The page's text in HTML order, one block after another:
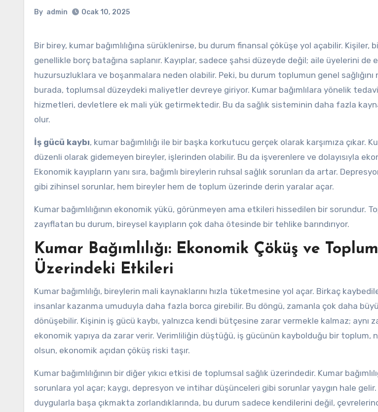
By admin Ocak 10, 2025
Bir birey, kumar bağımlılığına sürüklenirse, bu durum finansal çöküşe yol açabilir. Kişiler, birikimlerini kaybederken,
genellikle borç batağına saplanır. Kayıplar, sadece şahsi düzeyde değil; aile üyelerini de
huzursuzluklara ve boşanmalara neden olabilir. Peki, bu durum toplumun genel sağlığını
burada, toplumsal düzeydeki maliyetler devreye giriyor. Kumar bağımlılara yönelik
hizmetleri, devletlere ek mali yük getirmektedir. Bu da sağlık sisteminin daha fazla
olur.
İş gücü kaybı, kumar bağımlılığı ile bir başka korkutucu gerçek olarak karşımıza çıkar.
düzenli olarak gidemeyen bireyler, işlerinden olabilir. Bu da işverenlere ve dolayısıyla
Ekonomik kayıpların yanı sıra, bağımlı bireylerin ruhsal sağlık sorunları da artar.
gibi zihinsel sorunlar, hem bireyler hem de toplum üzerinde derin yaralar açar.
Kumar bağımlılığının ekonomik yükü, görünmeyen ama etkileri hissedilen bir sorundur.
zayıflatan bu durum, bireysel kayıpların çok daha ötesinde bir tehlike barındırıyor.
Kumar Bağımlılığı: Ekonomik Çöküş ve
Üzerindeki Etkileri
Kumar bağımlılığı, bireylerin mali kaynaklarını hızla tüketmesine yol açar. Birkaç
insanlar kazanma umuduyla daha fazla borca girebilir. Bu döngü, zamanla çok daha
dönüşebilir. Kişinin iş gücü kaybı, yalnızca kendi bütçesine zarar vermekle kalmaz; aynı
ekonomik yapıya da zarar verir. Verimliliğin düştüğü, iş gücünün kaybolduğu bir toplum,
olsun, ekonomik açıdan çöküş riski taşır.
Kumar bağımlılığının bir diğer yıkıcı etkisi de toplumsal sağlık üzerindedir. Kumar
sorunlara yol açar; kaygı, depresyon ve intihar düşünceleri gibi sorunlar yaygın hale gelir.
duygularla başa çıkmakta zorlandıklarında, bu durum sadece kendilerini değil,